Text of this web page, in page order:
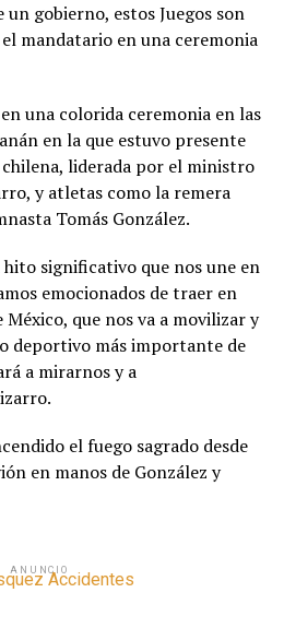
un gobierno, estos Juegos son
mandatario en una ceremonia
una colorida ceremonia en las
en la que estuvo presente
liderada por el ministro
y atletas como la remera
Tomás González.
hito significativo que nos une en
emocionados de traer en
que nos va a movilizar y
deportivo más importante de
a mirarnos y a
el fuego sagrado desde
en manos de González y
ANUNCIO